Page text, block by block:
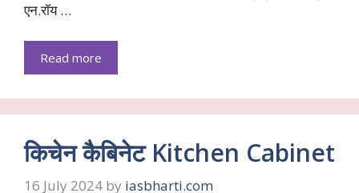
एन.रॉय …
Read more
किचेन कैबिनेट Kitchen Cabinet
16 July 2024 by iasbharti.com